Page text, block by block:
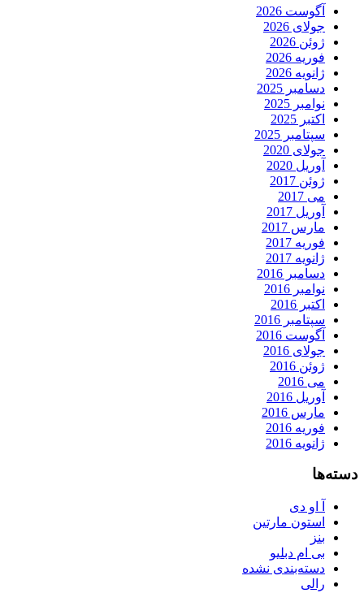
آگوست 2026
جولای 2026
ژوئن 2026
فوریه 2026
ژانویه 2026
دسامبر 2025
نوامبر 2025
اکتبر 2025
سپتامبر 2025
جولای 2020
آوریل 2020
ژوئن 2017
می 2017
آوریل 2017
مارس 2017
فوریه 2017
ژانویه 2017
دسامبر 2016
نوامبر 2016
اکتبر 2016
سپتامبر 2016
آگوست 2016
جولای 2016
ژوئن 2016
می 2016
آوریل 2016
مارس 2016
فوریه 2016
ژانویه 2016
دسته‌ها
آ او دی
استون مارتین
بنز
بی ام دبلیو
دسته‌بندی نشده
رالی